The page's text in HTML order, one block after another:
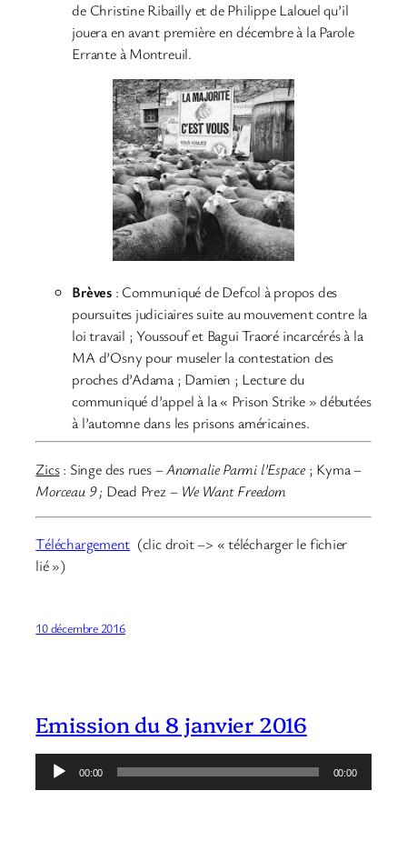
de Christine Ribailly et de Philippe Lalouel qu’il
jouera en avant première en décembre à la Parole
Errante à Montreuil.
Brèves : Communiqué de Defcol à propos des
poursuites judiciaires suite au mouvement contre la
loi travail ; Youssouf et Bagui Traoré incarcérés à la
MA d’Osny pour museler la contestation des
proches d’Adama ; Damien ; Lecture du
communiqué d’appel à la « Prison Strike » débutées
à l’automne dans les prisons américaines.
Zics: Singe des rues –Anomalie Parmi l’Espace; Kyma –
Morceau 9 ; Dead Prez –We Want Freedom
Téléchargement (clic droit –> « télécharger le fichier
lié »)
10 décembre 2016
Emission du 8 janvier 2016
Lecteur
audio
00:00 00:00